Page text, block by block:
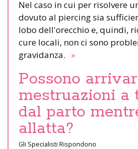
Nel caso in cui per risolvere
dovuto al piercing sia
lobo dell'orecchio e, quindi,
cure locali, non ci sono
gravidanza. »
Possono
mestruazioni a
dal parto
allatta?
Gli Specialisti Rispondono